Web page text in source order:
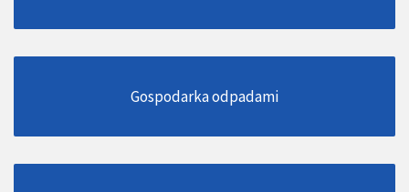
Gospodarka odpadami